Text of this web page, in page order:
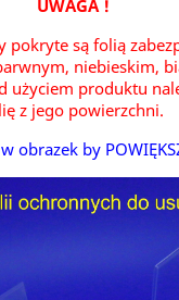
UWAGA !
pokryte są folią
niebieskim,
użyciem produktu
z jego powierzchni.
obrazek by